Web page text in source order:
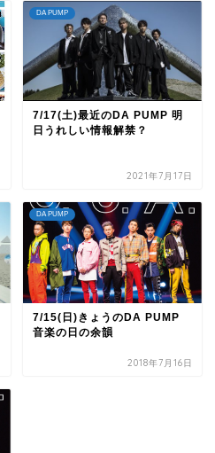
DA PUMP
7/17(土)最近のDA PUMP 明
日うれしい情報解禁？
2021年7月17日
DA PUMP
7/15(日)きょうのDA PUMP
音楽の日の余韻
2018年7月16日